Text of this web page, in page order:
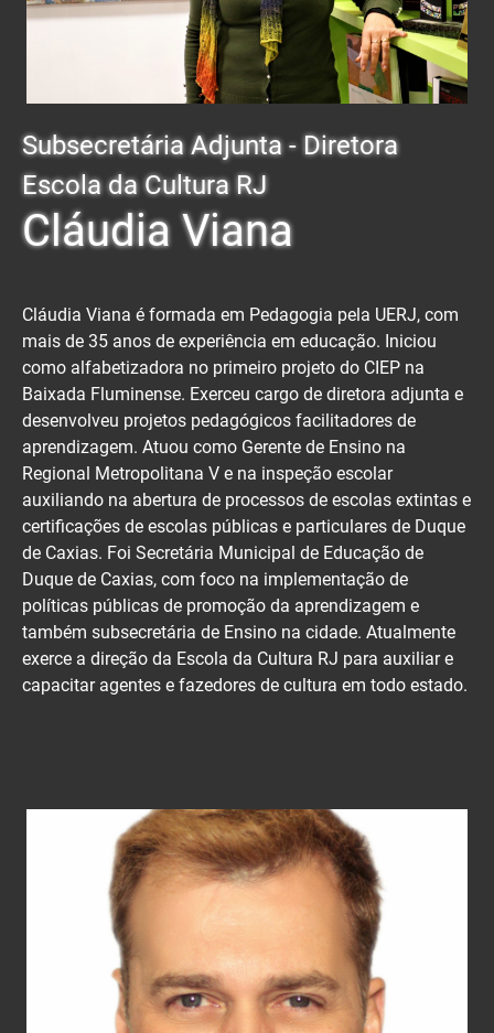
Subsecretária Adjunta - Diretora
Escola da Cultura RJ
Cláudia Viana
Cláudia Viana é formada em Pedagogia pela UERJ, com
mais de 35 anos de experiência em educação. Iniciou
como alfabetizadora no primeiro projeto do CIEP na
Baixada Fluminense. Exerceu cargo de diretora adjunta e
desenvolveu projetos pedagógicos facilitadores de
aprendizagem. Atuou como Gerente de Ensino na
Regional Metropolitana V e na inspeção escolar
auxiliando na abertura de processos de escolas extintas e
certificações de escolas públicas e particulares de Duque
de Caxias. Foi Secretária Municipal de Educação de
Duque de Caxias, com foco na implementação de
políticas públicas de promoção da aprendizagem e
também subsecretária de Ensino na cidade. Atualmente
exerce a direção da Escola da Cultura RJ para auxiliar e
capacitar agentes e fazedores de cultura em todo estado.